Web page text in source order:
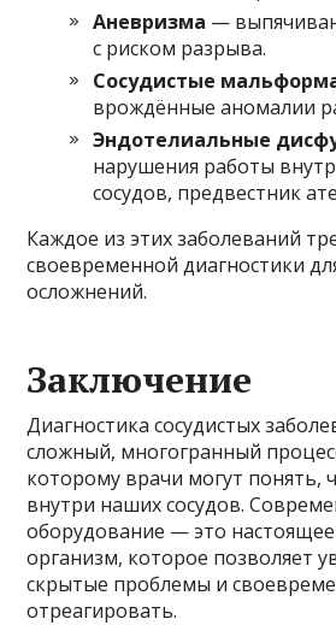
Аневризма —
с риском разрыва.
Сосудистые
врождённые аномалии
Эндотелиальные
нарушения работы
сосудов, предвестник
Каждое из этих заболеваний
своевременной диагностики
осложнений.
Заключение
Диагностика сосудистых
сложный, многогранный
которому врачи могут понять,
внутри наших сосудов.
оборудование — это
организм, которое позволяет
скрытые проблемы и
отреагировать.